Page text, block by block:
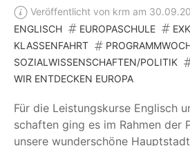
Veröffentlicht von krm am
ENGLISCH
EUROPASCHULE
KLASSENFAHRT
SOZIALWISSENSCHAFTEN/POLITIK
WIR ENTDECKEN EUROPA
Für die Leis­tungs­kur­se Eng­lisch
schaf­ten ging es im Rah­men der
unse­re wun­der­schö­ne